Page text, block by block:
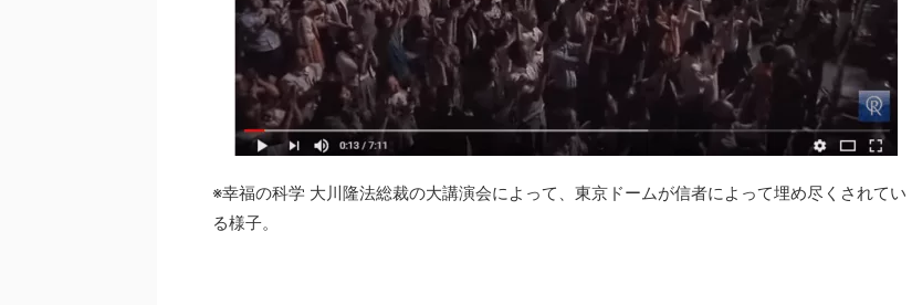
※幸福の科学 大川隆法総裁の大講演会によって、東京ドームが信者によって埋め尽くされてい
る様子。